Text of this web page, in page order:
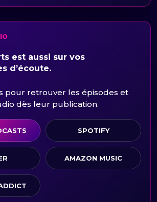
est aussi sur vos
d’écoute.
pour retrouver les épisodes et
dès leur publication.
SPOTIFY
AMAZON MUSIC